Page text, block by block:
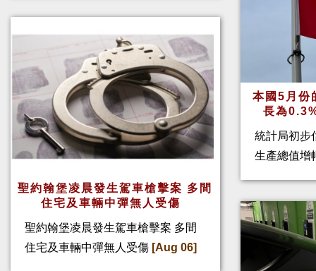
聖約翰堡凌晨發生駕車槍擊案 多間
住宅及車輛中彈無人受傷
聖約翰堡凌晨發生駕車槍擊案 多間
住宅及車輛中彈無人受傷 [Aug 06]
本國5月份
長為
統計局初步
生產總值增